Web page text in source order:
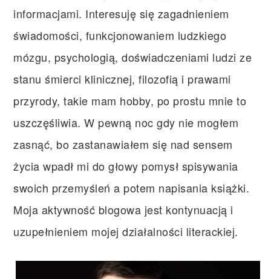
informacjami. Interesuję się zagadnieniem
świadomości, funkcjonowaniem ludzkiego
mózgu, psychologią, doświadczeniami ludzi ze
stanu śmierci klinicznej, filozofią i prawami
przyrody, takie mam hobby, po prostu mnie to
uszczęśliwia. W pewną noc gdy nie mogłem
zasnąć, bo zastanawiałem się nad sensem
życia wpadł mi do głowy pomysł spisywania
swoich przemyśleń a potem napisania książki.
Moja aktywność blogowa jest kontynuacją i
uzupełnieniem mojej działalności literackiej.